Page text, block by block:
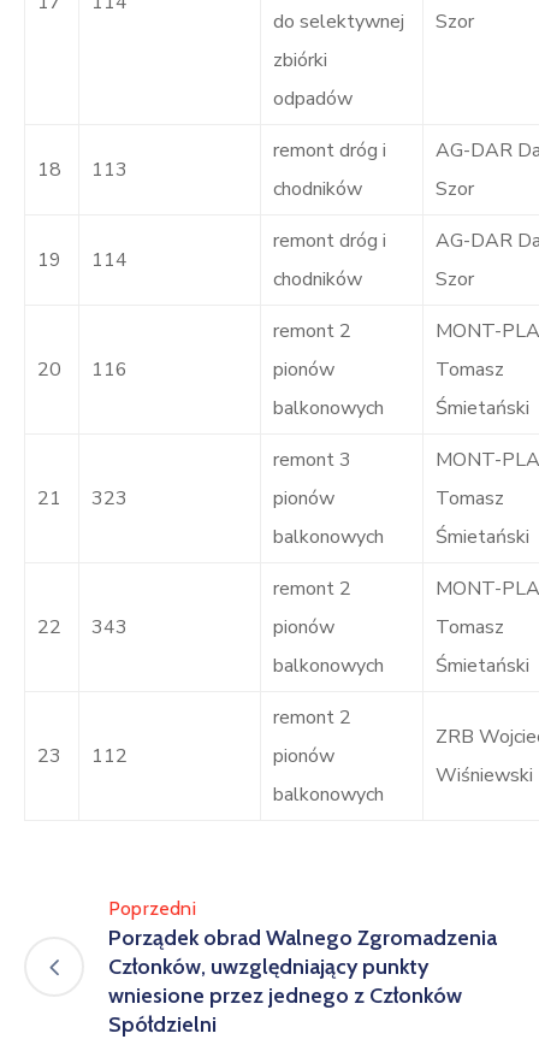
do selektywnej
zbiórki
odpadów
Szor
18 113
remont dróg i
chodników
AG-DAR
Szor
19 114
remont dróg i
chodników
AG-DAR
Szor
20 116
remont 2
pionów
balkonowych
MONT-
Tomasz
Śmietański
21 323
remont 3
pionów
balkonowych
MONT-
Tomasz
Śmietański
22 343
remont 2
pionów
balkonowych
MONT-
Tomasz
Śmietański
23 112
remont 2
pionów
balkonowych
ZRB
Wiśniewski
Poprzedni
Porządek obrad Walnego Zgromadzenia
Członków, uwzględniający punkty
wniesione przez jednego z Członków
Spółdzielni